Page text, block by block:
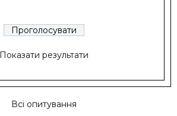
Показати результати
Всі опитування